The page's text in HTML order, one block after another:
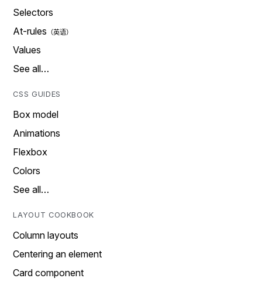
Selectors
At-rules
Values
See all…
CSS GUIDES
Box model
Animations
Flexbox
Colors
See all…
LAYOUT COOKBOOK
Column layouts
Centering an element
Card component